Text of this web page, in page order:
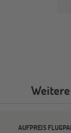
AUFPREIS